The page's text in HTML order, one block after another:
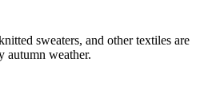
sweaters, and other textiles are
autumn weather.